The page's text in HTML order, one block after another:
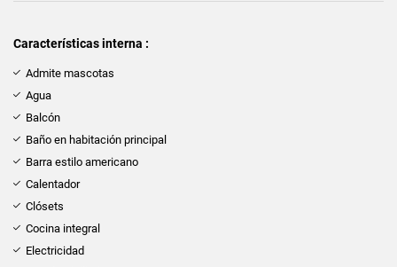
Características interna :
Admite mascotas
Agua
Balcón
Baño en habitación principal
Barra estilo americano
Calentador
Clósets
Cocina integral
Electricidad